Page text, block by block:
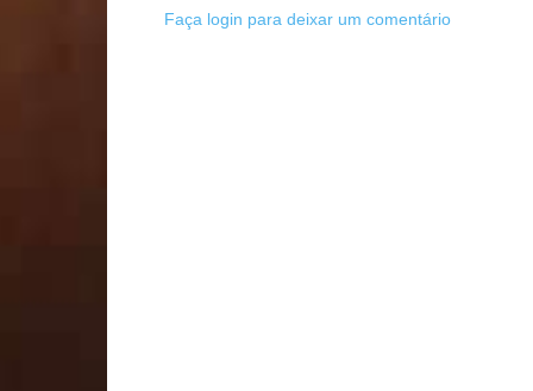
Faça login para deixar um comentário